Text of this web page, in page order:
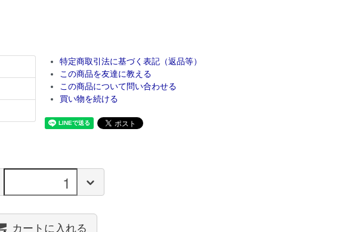
特定商取引法に基づく表記（返品等）
この商品を友達に教える
この商品について問い合わせる
買い物を続ける
カートに入れる